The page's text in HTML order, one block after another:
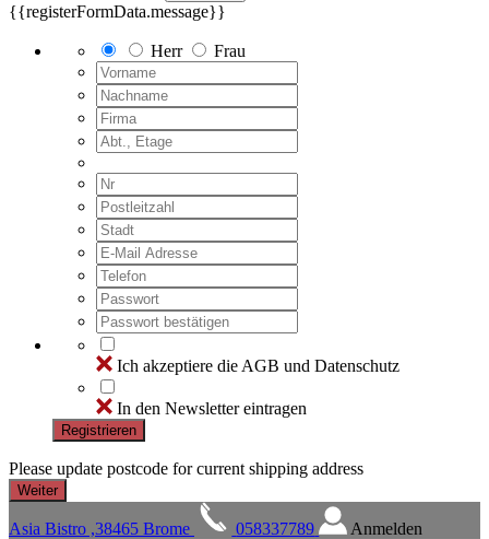
{{registerFormData.message}}
Herr Frau
Ich akzeptiere die AGB und Datenschutz
In den Newsletter eintragen
Registrieren
Please update postcode for current shipping address
Asia Bistro ,38465 Brome 058337789 Anmelden